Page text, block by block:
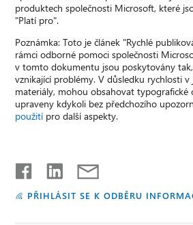
produktech společnosti Microsoft, které
"Platí pro".
Poznámka: Toto je článek "Rychlé
rámci odborné pomoci společnosti
v tomto dokumentu jsou poskytovány
vznikající problémy. V důsledku rychlosti
materiály, mohou obsahovat
upraveny kdykoli bez předchozího
použití pro další aspekty.
PŘIHLÁSIT SE K ODBĚRU